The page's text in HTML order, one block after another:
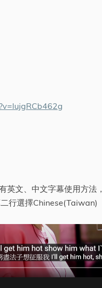
英文、中文字幕使用方法，
行選擇Chinese(Taiwan)